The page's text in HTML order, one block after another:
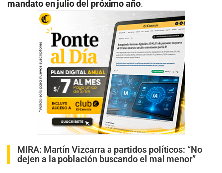
mandato en julio del próximo año.
MIRA: Martín Vizcarra a partidos políticos: “No
dejen a la población buscando el mal menor”